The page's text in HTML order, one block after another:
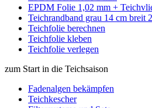
EPDM Folie 1,02 mm +
Teichrandband grau 14 cm breit
Teichfolie berechnen
Teichfolie kleben
Teichfolie verlegen
zum Start in die Teichsaison
Fadenalgen bekämpfen
Teichkescher